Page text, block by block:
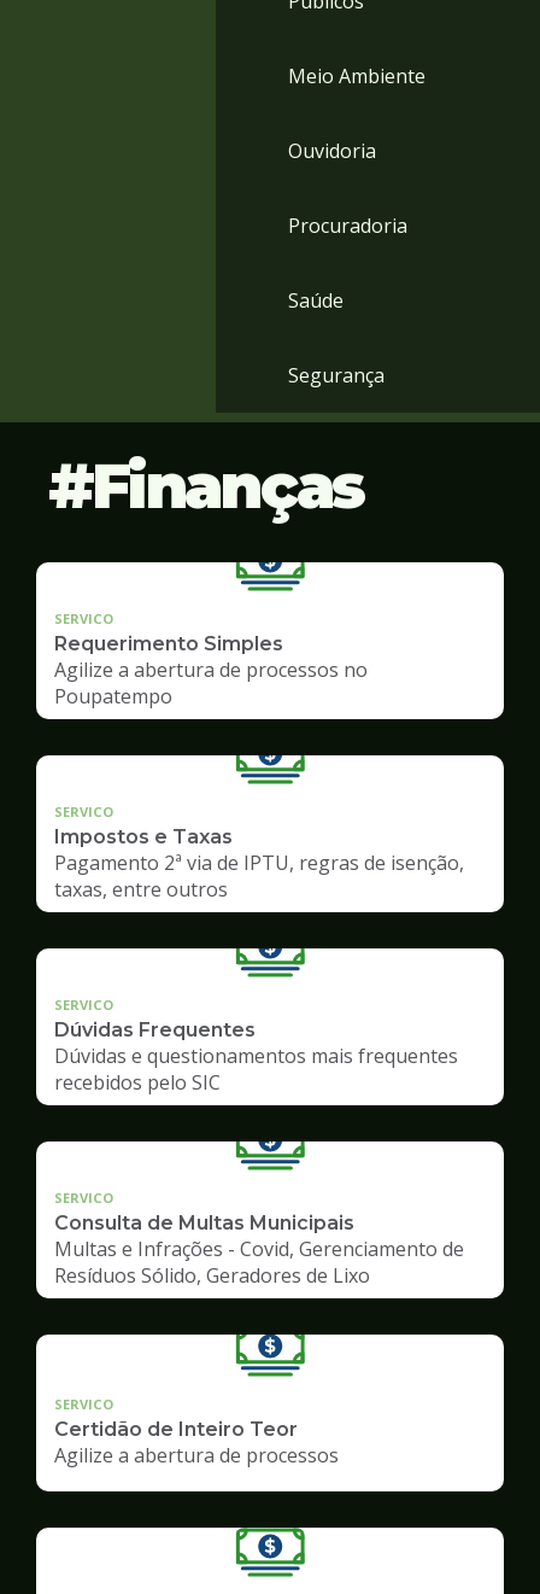
Meio Ambiente
Ouvidoria
Procuradoria
Saúde
Segurança
Finanças
SERVICO
Requerimento Simples
Agilize a abertura de processos no
Poupatempo
SERVICO
Impostos e Taxas
Pagamento 2ª via de IPTU, regras de isenção,
taxas, entre outros
SERVICO
Dúvidas Frequentes
Dúvidas e questionamentos mais frequentes
recebidos pelo SIC
SERVICO
Consulta de Multas Municipais
Multas e Infrações - Covid, Gerenciamento de
Resíduos Sólido, Geradores de Lixo
SERVICO
Certidão de Inteiro Teor
Agilize a abertura de processos